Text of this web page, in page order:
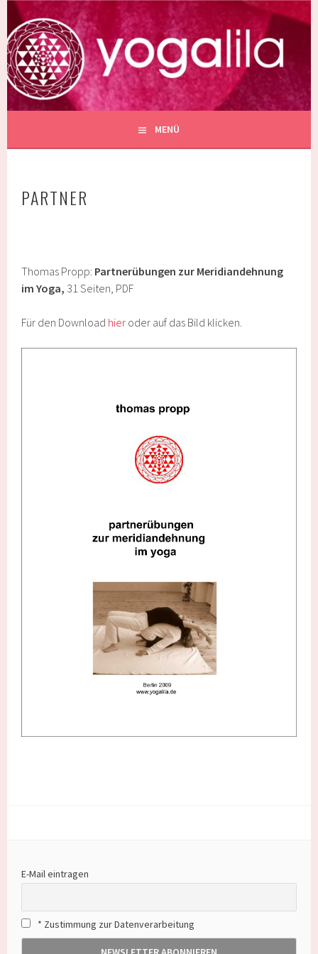
Springe
zum
InhaltYOGALILA
SCHULE FÜR YOGA IN BERLIN PRENZLAUER BERG
MENÜ
PARTNER
Thomas Propp: Partnerübungen zur Meridiandehnung
im Yoga, 31 Seiten, PDF
Für den Download hier oder auf das Bild klicken.
E-Mail eintragen
* Zustimmung zur Datenverarbeitung